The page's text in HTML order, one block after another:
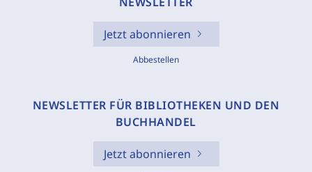
Jetzt abonnieren
Abbestellen
NEWSLETTER FÜR BIBLIOTHEKEN UND DEN
BUCHHANDEL
Jetzt abonnieren